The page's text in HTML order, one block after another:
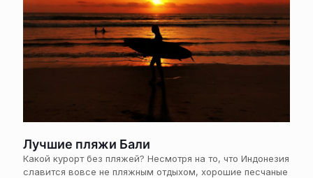
Лучшие пляжи Бали
Какой курорт без пляжей? Несмотря на то, что Индонезия
славится вовсе не пляжным отдыхом, хорошие песчаные